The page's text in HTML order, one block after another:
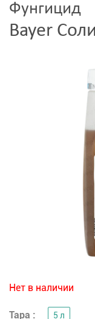
Фунгицид
Bayer
Нет в наличии
Тара : 5 л